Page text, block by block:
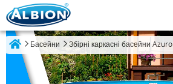
Басейни Збірні каркасні басейни Azuro